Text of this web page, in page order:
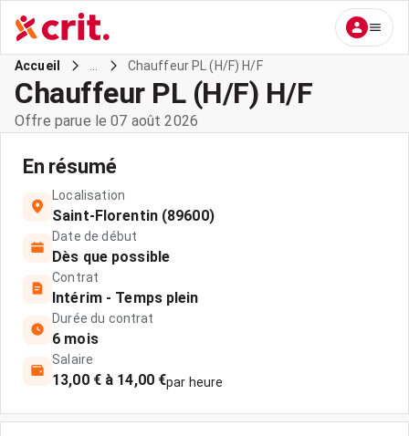
Accueil Chauffeur PL (H/F) H/F
Chauffeur PL (H/F) H/F
Offre parue le 07 août 2026
En résumé
Localisation
Saint-Florentin (89600)
Date de début
Dès que possible
Contrat
Intérim - Temps plein
Durée du contrat
6 mois
Salaire
13,00 € à 14,00 €par heure